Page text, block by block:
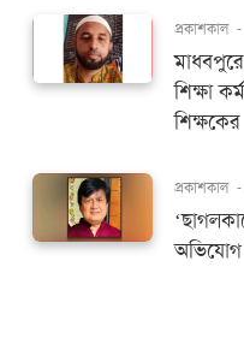
প্রকাশকাল -
শিক্ষা
শিক্ষকের
প্রকাশকাল -